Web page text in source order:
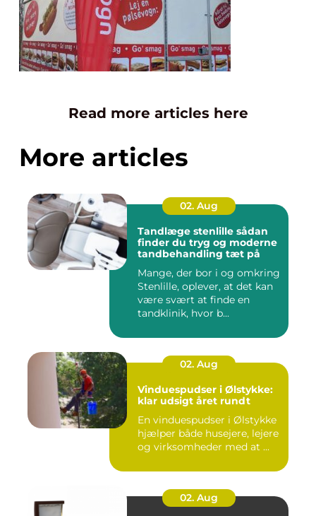
Read more articles here
More articles
02. Aug
Tandlæge stenlille sådan
finder du tryg og moderne
tandbehandling tæt på
Mange, der bor i og omkring
Stenlille, oplever, at det kan
være svært at finde en
tandklinik, hvor b...
02. Aug
Vinduespudser i Ølstykke:
klar udsigt året rundt
En vinduespudser i Ølstykke
hjælper både husejere, lejere
og virksomheder med at ...
02. Aug